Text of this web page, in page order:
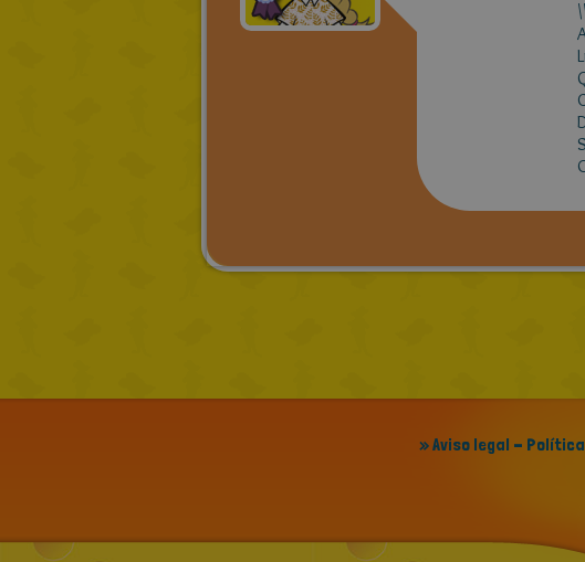
» Aviso legal -